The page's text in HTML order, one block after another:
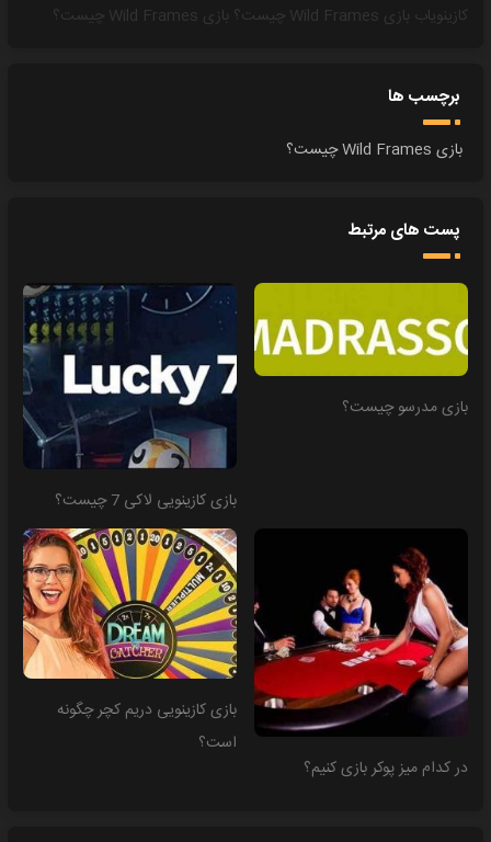
کازینویاب بازی Wild Frames چیست؟ بازی Wild Frames چیست؟
برچسب ها
بازی Wild Frames چیست؟
پست های مرتبط
بازی مدرسو چیست؟
بازی کازینویی لاکی 7 چیست؟
در کدام میز پوکر بازی کنیم؟
بازی کازینویی دریم کچر چگونه
است؟